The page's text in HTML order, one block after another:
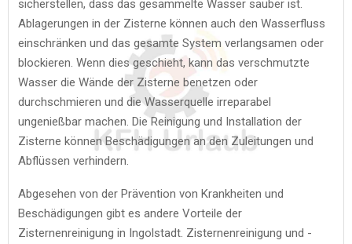
sicherstellen, dass das gesammelte Wasser sauber ist.
Ablagerungen in der Zisterne können auch den Wasserfluss
einschränken und das gesamte System verlangsamen oder
blockieren. Wenn dies geschieht, kann das verschmutzte
Wasser die Wände der Zisterne benetzen oder
durchschmieren und die Wasserquelle irreparabel
ungenießbar machen. Die Reinigung und Installation der
Zisterne können Beschädigungen an den Zuleitungen und
Abflüssen verhindern.
Abgesehen von der Prävention von Krankheiten und
Beschädigungen gibt es andere Vorteile der
Zisternenreinigung in Ingolstadt. Zisternenreinigung und -